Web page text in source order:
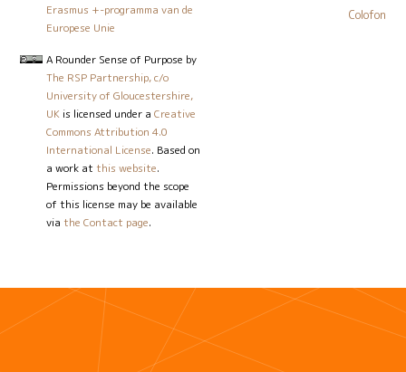
Erasmus +-programma van de
Europese Unie
A Rounder Sense of Purpose by
The RSP Partnership, c/o
University of Gloucestershire,
UK is licensed under aCreative
Commons Attribution 4.0
International License. Based on
a work at this website.
Permissions beyond the scope
of this license may be available
via the Contact page.
Colofon